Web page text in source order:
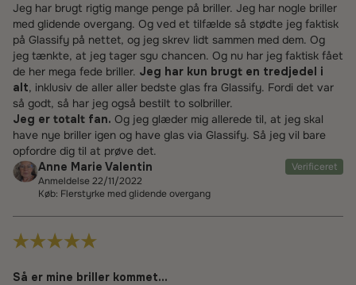
Jeg har brugt rigtig mange penge på briller. Jeg har nogle briller
med glidende overgang. Og ved et tilfælde så stødte jeg faktisk
på Glassify på nettet, og jeg skrev lidt sammen med dem. Og
jeg tænkte, at jeg tager sgu chancen. Og nu har jeg faktisk fået
de her mega fede briller. Jeg har kun brugt en tredjedel i
alt, inklusiv de aller aller bedste glas fra Glassify. Fordi det var
så godt, så har jeg også bestilt to solbriller.
Jeg er totalt fan. Og jeg glæder mig allerede til, at jeg skal
have nye briller igen og have glas via Glassify. Så jeg vil bare
opfordre dig til at prøve det.
Anne Marie Valentin
Verificeret
Anmeldelse 22/11/2022
Køb: Flerstyrke med glidende overgang
Så er mine briller kommet...